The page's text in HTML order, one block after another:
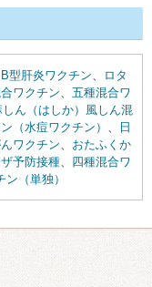
B型肝炎ワクチン、
ロタ
ワクチン、 五種混合ワ
しん（はしか）風しん混
（水痘ワクチン） 、
日
ワクチン、 おたふくか
予防接種、 四種混合ワ
（単独）